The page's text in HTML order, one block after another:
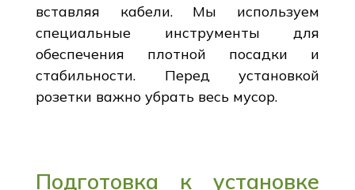
вставляя кабели. Мы используем
специальные инструменты для
обеспечения плотной посадки и
стабильности. Перед установкой
розетки важно убрать весь мусор.
Подготовка к установке